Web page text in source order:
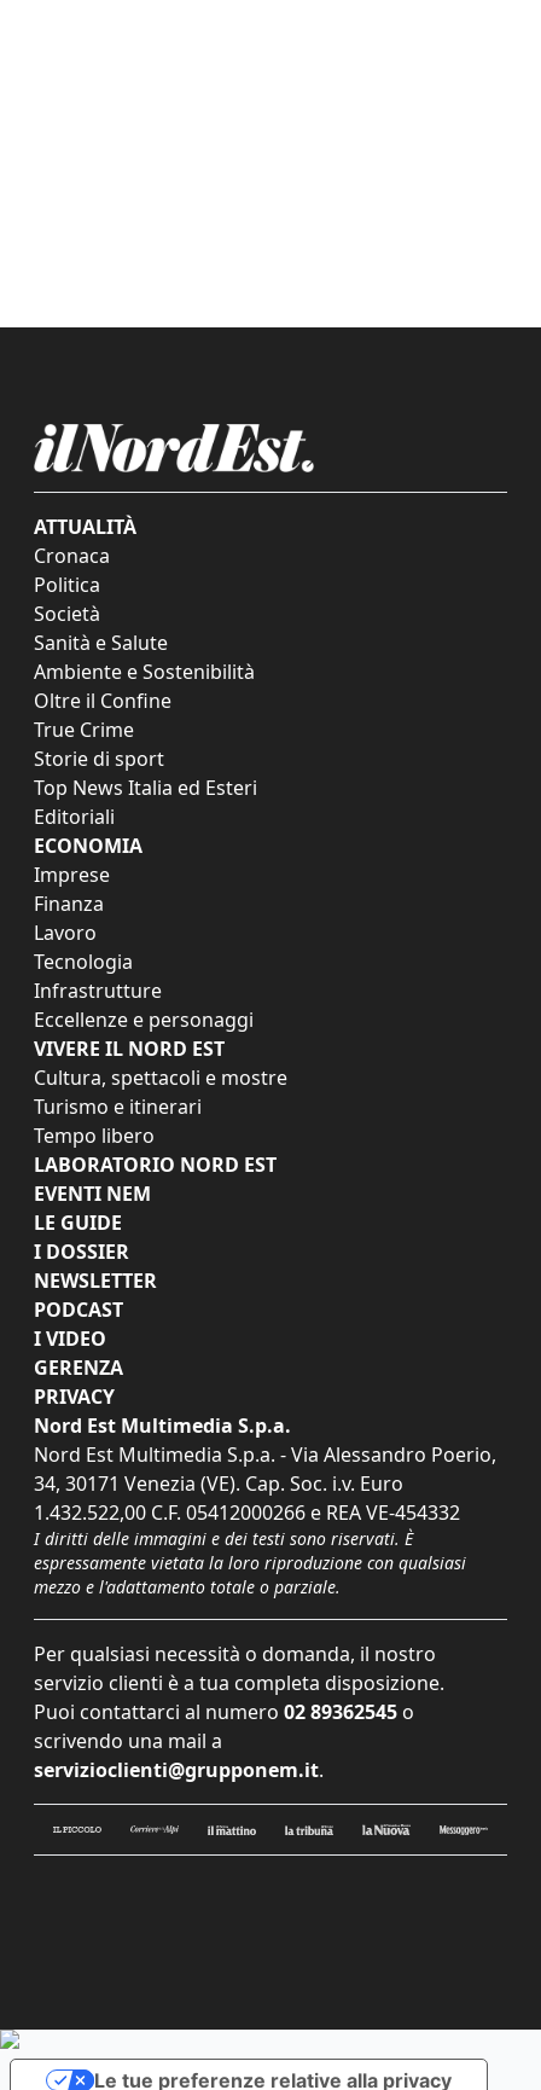
ATTUALITÀ
Cronaca
Politica
Società
Sanità e Salute
Ambiente e Sostenibilità
Oltre il Confine
True Crime
Storie di sport
Top News Italia ed Esteri
Editoriali
ECONOMIA
Imprese
Finanza
Lavoro
Tecnologia
Infrastrutture
Eccellenze e personaggi
VIVERE IL NORD EST
Cultura, spettacoli e mostre
Turismo e itinerari
Tempo libero
LABORATORIO NORD EST
EVENTI NEM
LE GUIDE
I DOSSIER
NEWSLETTER
PODCAST
I VIDEO
GERENZA
PRIVACY
Nord Est Multimedia S.p.a.
Nord Est Multimedia S.p.a. - Via Alessandro Poerio,
34, 30171 Venezia (VE). Cap. Soc. i.v. Euro
1.432.522,00 C.F. 05412000266 e REA VE-454332
I diritti delle immagini e dei testi sono riservati. È
espressamente vietata la loro riproduzione con qualsiasi
mezzo e l'adattamento totale o parziale.
Per qualsiasi necessità o domanda, il nostro
servizio clienti è a tua completa disposizione.
Puoi contattarci al numero 02 89362545 o
scrivendo una mail a
servizioclienti@grupponem.it.
Le tue preferenze relative alla privacy